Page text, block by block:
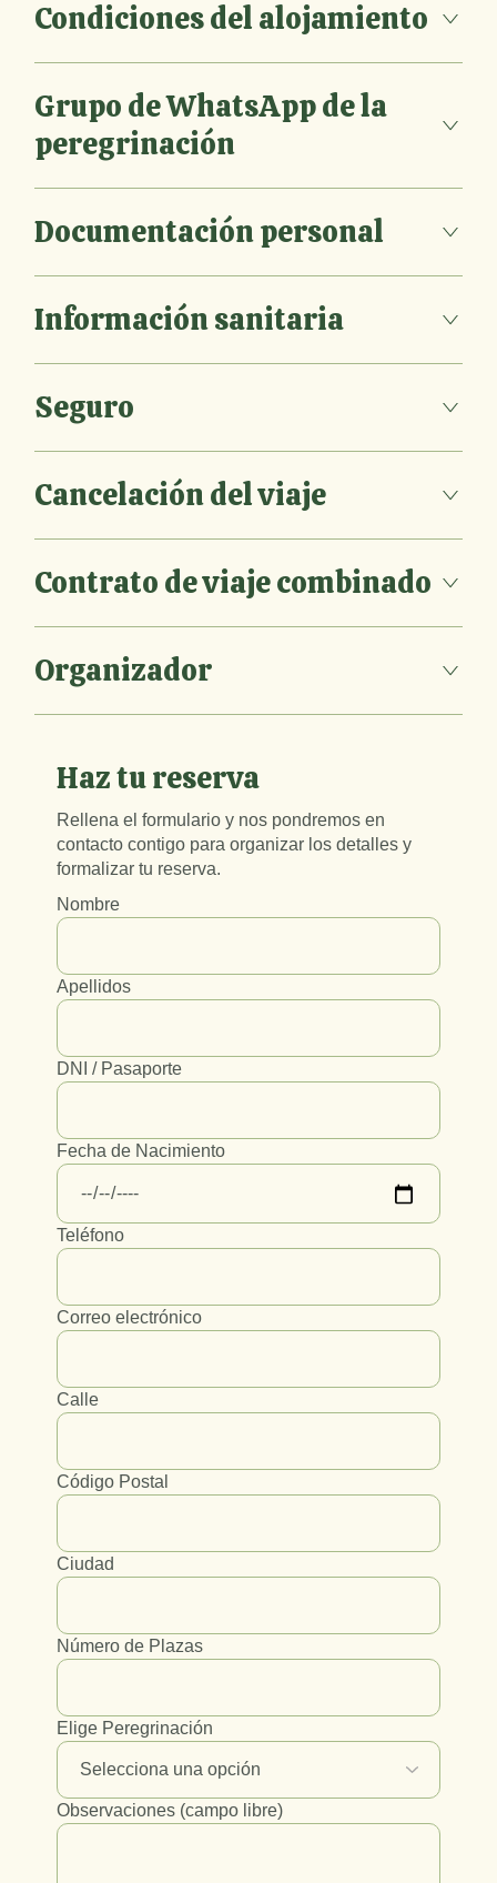
Condiciones del alojamiento
Grupo de WhatsApp de la
peregrinación
Documentación personal
Información sanitaria
Seguro
Cancelación del viaje
Contrato de viaje combinado
Organizador
Haz tu reserva
Rellena el formulario y nos pondremos en
contacto contigo para organizar los detalles y
formalizar tu reserva.
Nombre
Apellidos
DNI / Pasaporte
Fecha de Nacimiento
Teléfono
Correo electrónico
Calle
Código Postal
Ciudad
Número de Plazas
Elige Peregrinación
Observaciones (campo libre)